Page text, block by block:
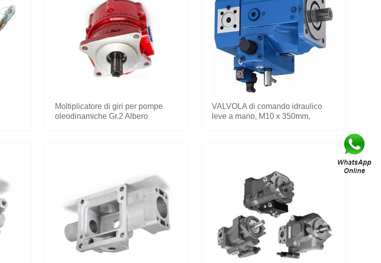
Moltiplicatore di giri per pompe
oleodinamiche Gr.2 Albero
VALVOLA di comando idraulico
leve a mano, M10 x 350mm,